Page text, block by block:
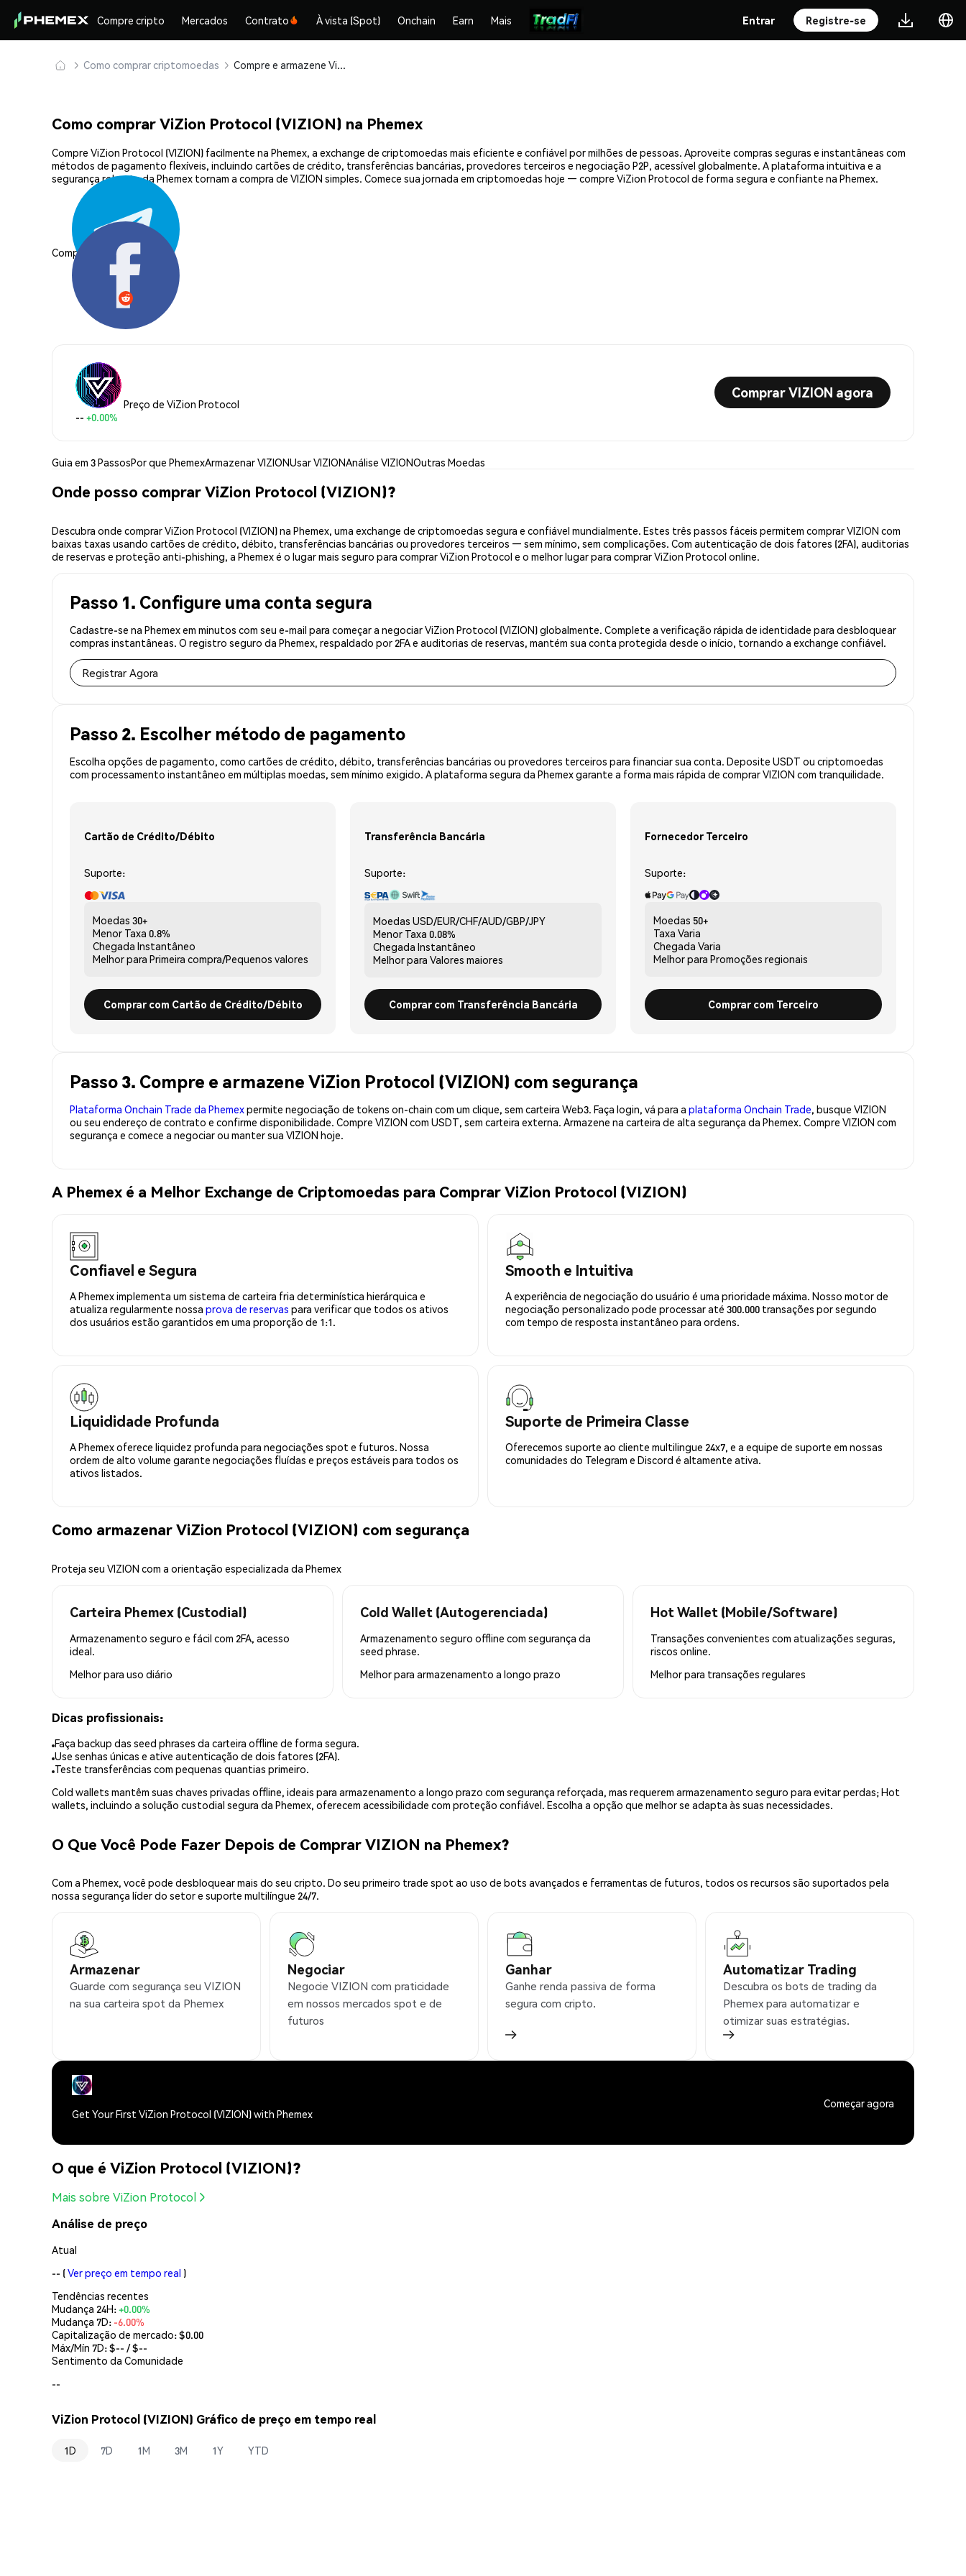
Compre cripto Mercados Contrato À vista (Spot) Onchain Earn Mais Entrar Registre-se
Como comprar criptomoedas Compre e armazene ViZion Protocol (VIZION) com segurança
Como comprar ViZion Protocol (VIZION) na Phemex
Compre ViZion Protocol (VIZION) facilmente na Phemex, a exchange de criptomoedas mais eficiente e confiável por milhões de pessoas. Aproveite compras seguras e instantâneas com
métodos de pagamento flexíveis, incluindo cartões de crédito, transferências bancárias, provedores terceiros e negociação P2P, acessível globalmente. A plataforma intuitiva e a
segurança robusta da Phemex tornam a compra de VIZION simples. Comece sua jornada em criptomoedas hoje — compre ViZion Protocol de forma segura e confiante na Phemex.
Compartilhar:
Preço de ViZion Protocol
-- +0.00%
Comprar VIZION agora
Guia em 3 PassosPor que PhemexArmazenar VIZIONUsar VIZIONAnálise VIZIONOutras Moedas
Onde posso comprar ViZion Protocol (VIZION)?
Descubra onde comprar ViZion Protocol (VIZION) na Phemex, uma exchange de criptomoedas segura e confiável mundialmente. Estes três passos fáceis permitem comprar VIZION com
baixas taxas usando cartões de crédito, débito, transferências bancárias ou provedores terceiros — sem mínimo, sem complicações. Com autenticação de dois fatores (2FA), auditorias
de reservas e proteção anti-phishing, a Phemex é o lugar mais seguro para comprar ViZion Protocol e o melhor lugar para comprar ViZion Protocol online.
Passo 1. Configure uma conta segura
Cadastre-se na Phemex em minutos com seu e-mail para começar a negociar ViZion Protocol (VIZION) globalmente. Complete a verificação rápida de identidade para desbloquear
compras instantâneas. O registro seguro da Phemex, respaldado por 2FA e auditorias de reservas, mantém sua conta protegida desde o início, tornando a exchange confiável.
Registrar Agora
Passo 2. Escolher método de pagamento
Escolha opções de pagamento, como cartões de crédito, débito, transferências bancárias ou provedores terceiros para financiar sua conta. Deposite USDT ou criptomoedas
com processamento instantâneo em múltiplas moedas, sem mínimo exigido. A plataforma segura da Phemex garante a forma mais rápida de comprar VIZION com tranquilidade.
Cartão de Crédito/Débito
Suporte:
Moedas 30+
Menor Taxa 0.8%
Chegada Instantâneo
Melhor para Primeira compra/Pequenos valores
Comprar com Cartão de Crédito/Débito
Transferência Bancária
Suporte:
Moedas USD/EUR/CHF/AUD/GBP/JPY
Menor Taxa 0.08%
Chegada Instantâneo
Melhor para Valores maiores
Comprar com Transferência Bancária
Fornecedor Terceiro
Suporte:
Moedas 50+
Taxa Varia
Chegada Varia
Melhor para Promoções regionais
Comprar com Terceiro
Passo 3. Compre e armazene ViZion Protocol (VIZION) com segurança
Plataforma Onchain Trade da Phemexpermite negociação de tokens on-chain com um clique, sem carteira Web3. Faça login, vá para a plataforma Onchain Trade, busque VIZION
ou seu endereço de contrato e confirme disponibilidade. Compre VIZION com USDT, sem carteira externa. Armazene na carteira de alta segurança da Phemex. Compre VIZION com
segurança e comece a negociar ou manter sua VIZION hoje.
A Phemex é a Melhor Exchange de Criptomoedas para Comprar ViZion Protocol (VIZION)
Confiavel e Segura
A Phemex implementa um sistema de carteira fria determinística hierárquica e
atualiza regularmente nossa prova de reservas para verificar que todos os ativos
dos usuários estão garantidos em uma proporção de 1:1.
Smooth e Intuitiva
A experiência de negociação do usuário é uma prioridade máxima. Nosso motor de
negociação personalizado pode processar até 300.000 transações por segundo
com tempo de resposta instantâneo para ordens.
Liquididade Profunda
A Phemex oferece liquidez profunda para negociações spot e futuros. Nossa
ordem de alto volume garante negociações fluídas e preços estáveis para todos os
ativos listados.
Suporte de Primeira Classe
Oferecemos suporte ao cliente multilingue 24x7, e a equipe de suporte em nossas
comunidades do Telegram e Discord é altamente ativa.
Como armazenar ViZion Protocol (VIZION) com segurança
Proteja seu VIZION com a orientação especializada da Phemex
Carteira Phemex (Custodial)
Armazenamento seguro e fácil com 2FA, acesso
ideal.
Melhor para uso diário
Cold Wallet (Autogerenciada)
Armazenamento seguro offline com segurança da
seed phrase.
Melhor para armazenamento a longo prazo
Hot Wallet (Mobile/Software)
Transações convenientes com atualizações seguras,
riscos online.
Melhor para transações regulares
Dicas profissionais:
Faça backup das seed phrases da carteira offline de forma segura.
Use senhas únicas e ative autenticação de dois fatores (2FA).
Teste transferências com pequenas quantias primeiro.
Cold wallets mantêm suas chaves privadas offline, ideais para armazenamento a longo prazo com segurança reforçada, mas requerem armazenamento seguro para evitar perdas; Hot
wallets, incluindo a solução custodial segura da Phemex, oferecem acessibilidade com proteção confiável. Escolha a opção que melhor se adapta às suas necessidades.
O Que Você Pode Fazer Depois de Comprar VIZION na Phemex?
Com a Phemex, você pode desbloquear mais do seu cripto. Do seu primeiro trade spot ao uso de bots avançados e ferramentas de futuros, todos os recursos são suportados pela
nossa segurança líder do setor e suporte multilíngue 24/7.
Armazenar
Guarde com segurança seu VIZION
na sua carteira spot da Phemex
Negociar
Negocie VIZION com praticidade
em nossos mercados spot e de
futuros
Ganhar
Ganhe renda passiva de forma
segura com cripto.
Automatizar Trading
Descubra os bots de trading da
Phemex para automatizar e
otimizar suas estratégias.
Get Your First ViZion Protocol (VIZION) with Phemex
Começar agora
O que é ViZion Protocol (VIZION)?
Mais sobre ViZion Protocol
Análise de preço
Atual
-- (Ver preço em tempo real )
Tendências recentes
Mudança 24H:+0.00%
Mudança 7D: -6.00%
Capitalização de mercado:$0.00
Máx/Mín 7D: $-- / $--
Sentimento da Comunidade
--
ViZion Protocol (VIZION) Gráfico de preço em tempo real
1D 7D 1M 3M 1Y YTD